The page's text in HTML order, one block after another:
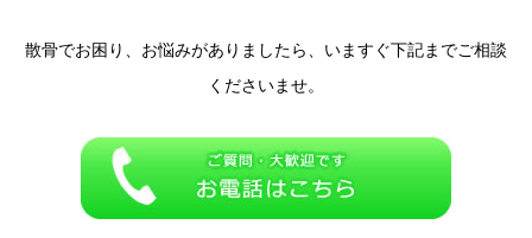
散骨でお困り、お悩みがありましたら、いますぐ下記までご相談
くださいませ。